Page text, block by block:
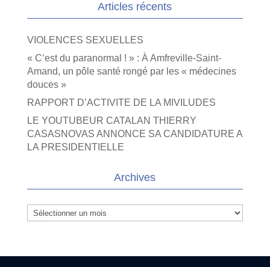
Articles récents
VIOLENCES SEXUELLES
« C’est du paranormal ! » : À Amfreville-Saint-
Amand, un pôle santé rongé par les « médecines
douces »
RAPPORT D’ACTIVITE DE LA MIVILUDES
LE YOUTUBEUR CATALAN THIERRY
CASASNOVAS ANNONCE SA CANDIDATURE A
LA PRESIDENTIELLE
Archives
Archives